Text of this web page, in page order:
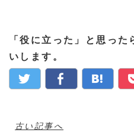
「役に立った」と思っ
いします。
古い記事へ